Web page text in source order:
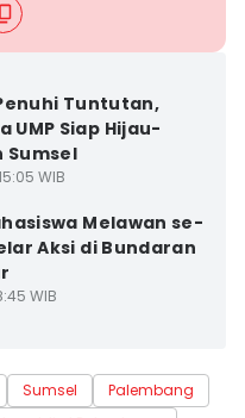
Tuntutan,
UMP Siap Hijau-
Sumsel
WIB
Melawan se-
Aksi di Bundaran
WIB
Sumsel
Palembang